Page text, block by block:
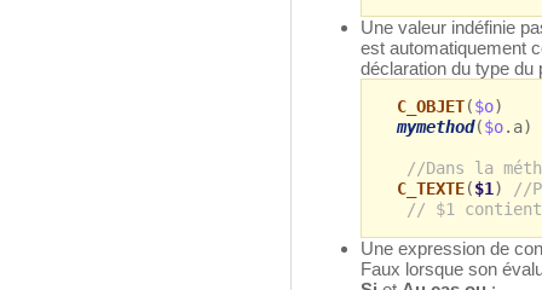
Une valeur indéfinie
est automatiquement
déclaration du type du
C_OBJET($o)
mymethod($o.a)
//Dans la
C_TEXTE($1 )
//
// $1
Une expression de
Faux lorsque son